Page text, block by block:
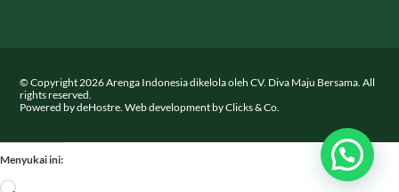
© Copyright 2026 Arenga Indonesia dikelola oleh CV. Diva Maju Bersama. All
rights reserved.
Powered bydeHostre . Web development byClicks & Co.
Menyukai ini:
Memuat...